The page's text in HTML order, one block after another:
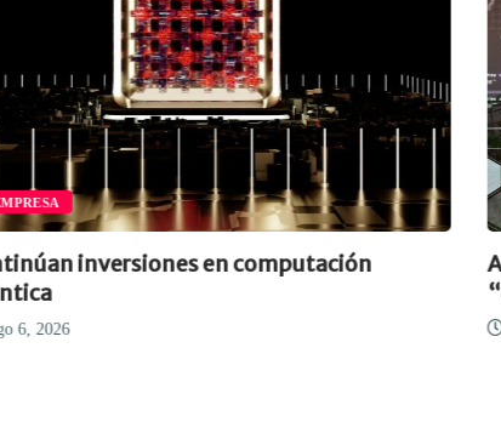
inversiones en computación
6, 2026